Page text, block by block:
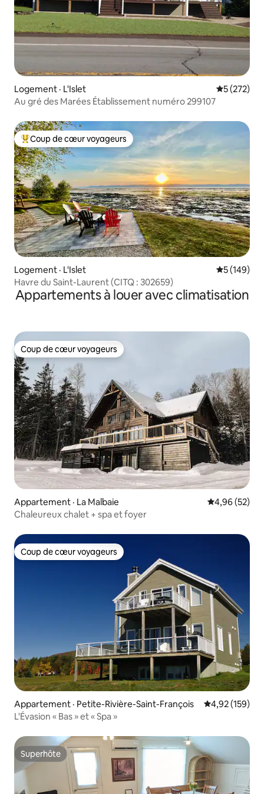
Logement · L'Islet Note
5 (272)
Au gré des Marées Établissement numéro 299107
Coup de cœur voyageurs parmi les plus aimés
Coup de cœur voyageurs
Logement · L'Islet Note
5 (149)
Havre du Saint-Laurent (CITQ : 302659)
Appartements à louer avec climatisation
Coup de cœur voyageurs
Coup de cœur voyageurs
Appartement · La Malbaie Note
4,96 (52)
Chaleureux chalet + spa et foyer
Coup de cœur voyageurs
Coup de cœur voyageurs
Appartement · Petite-Rivière-Saint-François Note
4,92 (159)
L'Évasion « Bas » et « Spa »
Superhôte
Superhôte